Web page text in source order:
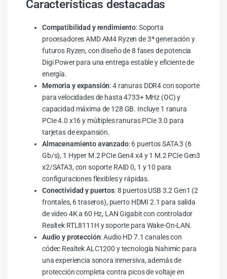
Características destacadas
Compatibilidad y rendimiento: Soporta
procesadores AMD AM4 Ryzen de 3ª generación y
futuros Ryzen, con diseño de 8 fases de potencia
Digi Power para una entrega estable y eficiente de
energía.
Memoria y expansión: 4 ranuras DDR4 con soporte
para velocidades de hasta 4733+ MHz (OC) y
capacidad máxima de 128 GB. Incluye 1 ranura
PCIe 4.0 x16 y múltiples ranuras PCIe 3.0 para
tarjetas de expansión.
Almacenamiento avanzado: 6 puertos SATA 3 (6
Gb/s), 1 Hyper M.2 PCIe Gen4 x4 y 1 M.2 PCIe Gen3
x2/SATA3, con soporte RAID 0, 1 y 10 para
configuraciones flexibles y rápidas.
Conectividad y puertos: 8 puertos USB 3.2 Gen1 (2
frontales, 6 traseros), puerto HDMI 2.1 para salida
de video 4K a 60 Hz, LAN Gigabit con controlador
Realtek RTL8111H y soporte para Wake-On-LAN.
Audio y protección: Audio HD 7.1 canales con
códec Realtek ALC1200 y tecnología Nahimic para
una experiencia sonora inmersiva, además de
protección completa contra picos de voltaje en